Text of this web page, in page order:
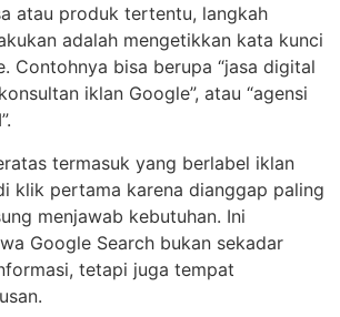
atau produk tertentu, langkah
adalah mengetikkan kata kunci
Contohnya bisa berupa “jasa digital
iklan Google”, atau “agensi
termasuk yang berlabel iklan
klik pertama karena dianggap paling
menjawab kebutuhan. Ini
Google Search bukan sekadar
tetapi juga tempat